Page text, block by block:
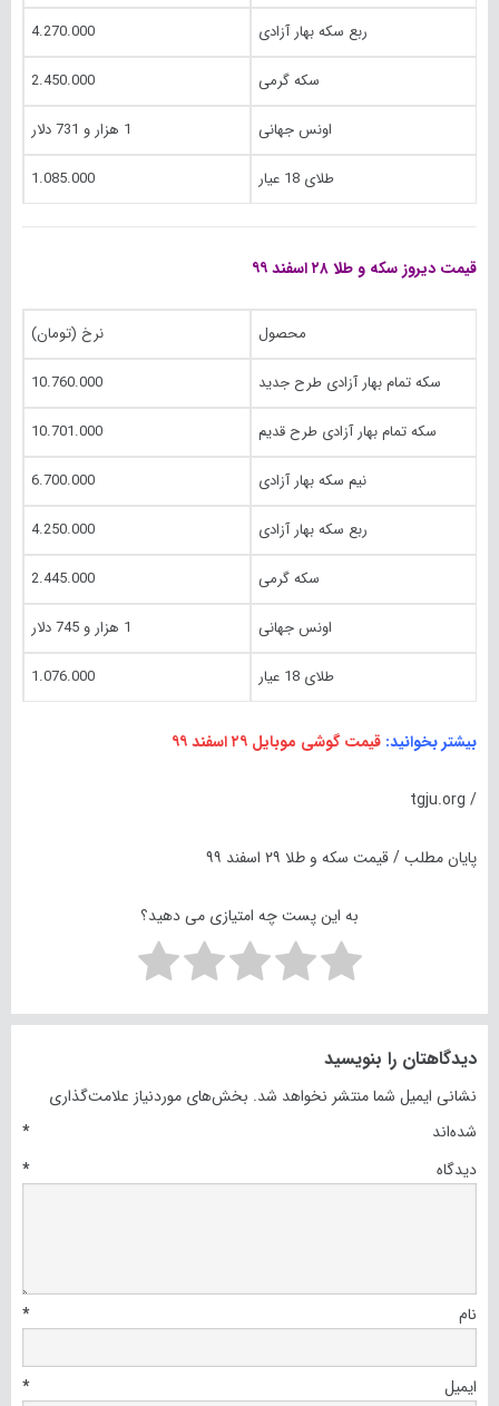
ربع سکه بهار آزادی 4.270.000
سکه گرمی 2.450.000
اونس جهانی 1 هزار و 731 دلار
طلای 18 عیار 1.085.000
قیمت دیروز سکه و طلا ۲۸ اسفند ۹۹
محصول نرخ (تومان)
سکه تمام بهار آزادی طرح جدید 10.760.000
سکه تمام بهار آزادی طرح قدیم 10.701.000
نیم سکه بهار آزادی 6.700.000
ربع سکه بهار آزادی 4.250.000
سکه گرمی 2.445.000
اونس جهانی 1 هزار و 745 دلار
طلای 18 عیار 1.076.000
بیشتر بخوانید: قیمت گوشی موبایل ۲۹ اسفند ۹۹
/ tgju.org
پایان مطلب / قیمت سکه و طلا ۲۹ اسفند ۹۹
به این پست چه امتیازی می دهید؟
دیدگاهتان را بنویسید
نشانی ایمیل شما منتشر نخواهد شد. بخش‌های موردنیاز علامت‌گذاری
شده‌اند
*
دیدگاه
*
نام *
ایمیل *